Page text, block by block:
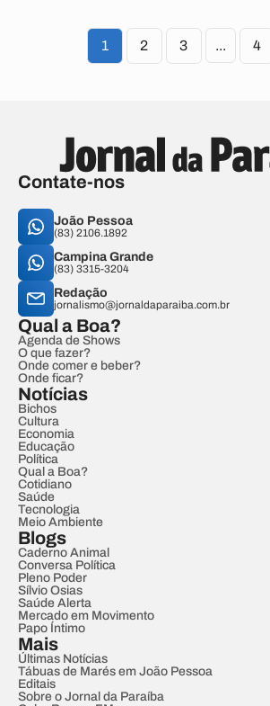
1 2 3 ... 4
Contate-nos
João Pessoa
(83) 2106.1892
Campina Grande
(83) 3315-3204
Redação
jornalismo@jornaldaparaiba.com.br
Qual a Boa?
Agenda de Shows
O que fazer?
Onde comer e beber?
Onde ficar?
Notícias
Bichos
Cultura
Economia
Educação
Política
Qual a Boa?
Cotidiano
Saúde
Tecnologia
Meio Ambiente
Blogs
Caderno Animal
Conversa Política
Pleno Poder
Sílvio Osias
Saúde Alerta
Mercado em Movimento
Papo Íntimo
Mais
Últimas Notícias
Tábuas de Marés em João Pessoa
Editais
Sobre o Jornal da Paraíba